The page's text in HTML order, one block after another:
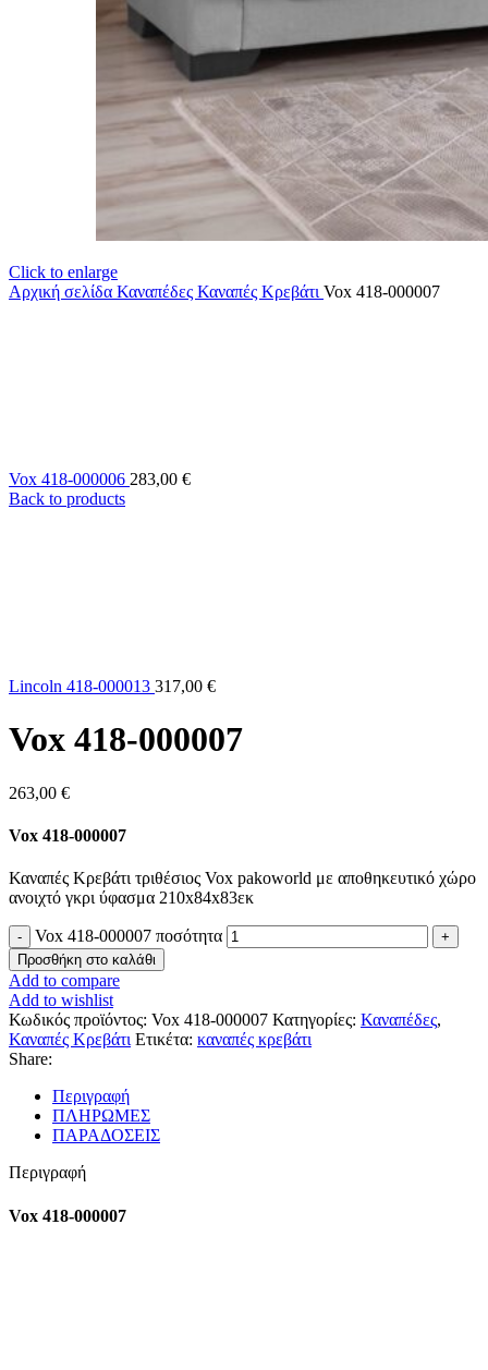
Click to enlarge
Αρχική σελίδα Καναπέδες Καναπές Κρεβάτι Vox 418-000007
Vox 418-000006 283,00 €
Back to products
Lincoln 418-000013 317,00 €
Vox 418-000007
263,00 €
Vox 418-000007
Καναπές Κρεβάτι τριθέσιος Vox pakoworld με αποθηκευτικό χώρο
ανοιχτό γκρι ύφασμα 210x84x83εκ
Vox 418-000007 ποσότητα
Προσθήκη στο καλάθι
Add to compare
Add to wishlist
Κωδικός προϊόντος: Vox 418-000007 Κατηγορίες: Καναπέδες,
Καναπές Κρεβάτι Ετικέτα: καναπές κρεβάτι
Share:
Περιγραφή
ΠΛΗΡΩΜΕΣ
ΠΑΡΑΔΟΣΕΙΣ
Περιγραφή
Vox 418-000007